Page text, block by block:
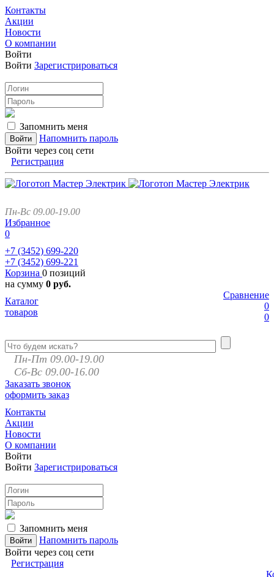
Контакты
Акции
Новости
О компании
Войти
Войти Зарегистрироваться
Запомнить меня
Напомнить пароль
Войти через соц сети
Регистрация
Пн-Вс 09.00-19.00
Избранное
0
+7 (3452) 699-220
+7 (3452) 699-221
Корзина 0 позиций
на сумму 0 руб.
Сравнение
0
0
Каталог
товаров
Пн-Пт 09.00-19.00
Сб-Вс 09.00-16.00
Заказать звонок
оформить заказ
Контакты
Акции
Новости
О компании
Войти
Войти Зарегистрироваться
Запомнить меня
Напомнить пароль
Войти через соц сети
Регистрация